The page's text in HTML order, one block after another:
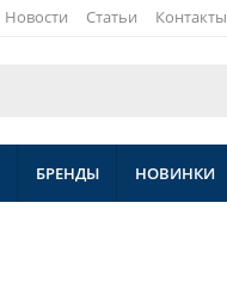
Новости Статьи Контакты
БРЕНДЫ НОВИНКИ